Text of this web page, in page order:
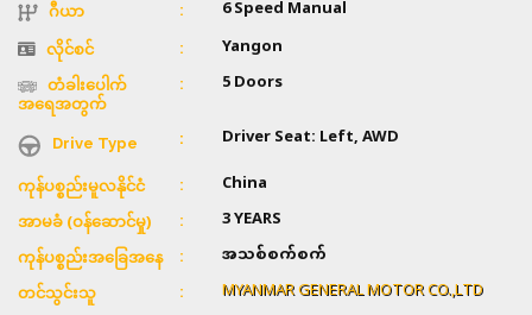
ဂီယာ 6 Speed Manual
လိုင်စင် Yangon
တံခါးပေါက်
အရေအတွက်
5 Doors
Drive Type Driver Seat: Left, AWD
ကုန်ပစ္စည်းမူလနိုင်ငံ China
အာမခံ (ဝန်ဆောင်မှု) 3 YEARS
ကုန်ပစ္စည်းအခြေအနေ အသစ်စက်စက်
တင်သွင်းသူ
MYANMAR GENERAL MOTOR CO.,LTD